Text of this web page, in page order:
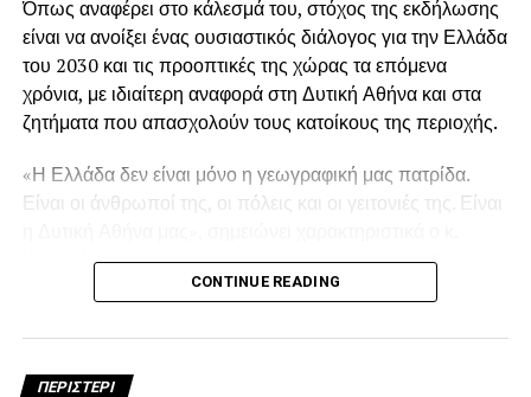
ηλεκτρονικές υπηρεσίες έχουν απλοποιήσει σημαντικά
την καθημερινότητα εκατομμυρίων πολιτών, ενώ έκανε
ιδιαίτερη αναφορά στη διασύνδεση των ταμειακών
μηχανών με την ΑΑΔΕ και στην εφαρμογή της ψηφιακής
κάρτας εργασίας ως εργαλεία αντιμετώπισης της
φοροδιαφυγής και της αδήλωτης εργασίας.
ότι η μεταρρύθμιση αυτή δημιουργεί νέες δυνατότητες για
τους νέους και συμβάλλει στην προσέλκυση φοιτητών
εκατοντάδων σχολικών μονάδων σε όλη τη χώρα.
Όπως αναφέρει στο κάλεσμά του, στόχος της εκδήλωσης
είναι να ανοίξει ένας ουσιαστικός διάλογος για την Ελλάδα
του 2030 και τις προοπτικές της χώρας τα επόμενα
χρόνια, με ιδιαίτερη αναφορά στη Δυτική Αθήνα και στα
ζητήματα που απασχολούν τους κατοίκους της περιοχής.
«Η Ελλάδα δεν είναι μόνο η γεωγραφική μας πατρίδα.
Είναι οι άνθρωποί της, οι πόλεις και οι γειτονιές της. Είναι
Καραθάνος, υπογραμμίζοντας την ανάγκη να βρεθούν στο
επίκεντρο της δημόσιας συζήτησης τόσο τα μεγάλα εθνικά
Στην εκδήλωση θα συμμετάσχουν ως ομιλητές ο
CONTINUE READING
ΠΕΡΙΣΤΕΡΙ